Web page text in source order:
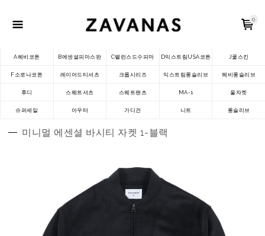
0
A헤비코튼 B에센셜피마스판 C밸런스드수피마 D익스트림USA코튼 J쿨스킨
F소로나코튼 레이어드티셔츠 크롭시리즈 익스트림롱슬리브 헤비롱슬리브
후디 스웨트셔츠 스웨트팬츠 MA-1 울자켓
슈퍼세일 아우터 가디건 니트 롱슬리브
미니멀 에센셜 바시티 자켓 1-블랙